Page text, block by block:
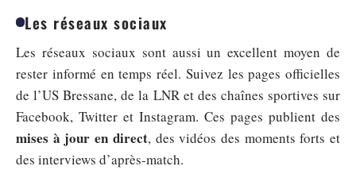
Les réseaux sociaux
Les réseaux sociaux sont aussi un excellent moyen de
rester informé en temps réel. Suivez les pages officielles
de l’US Bressane, de la LNR et des chaînes sportives sur
Facebook, Twitter et Instagram. Ces pages publient des
mises à jour en direct, des vidéos des moments forts et
des interviews d’après-match.